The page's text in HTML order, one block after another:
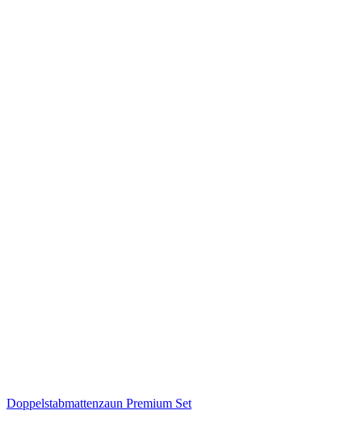
Doppelstabmattenzaun Premium Set